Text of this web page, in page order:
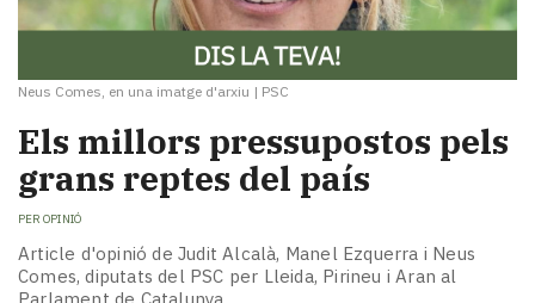
Neus Comes, en una imatge d'arxiu | PSC
Els millors pressupostos pels
grans reptes del país
PER OPINIÓ
Article d'opinió de Judit Alcalà, Manel Ezquerra i Neus
Comes, diputats del PSC per Lleida, Pirineu i Aran al